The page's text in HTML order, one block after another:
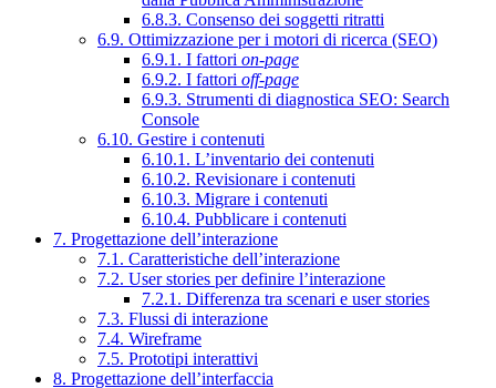
6.8.3. Consenso dei soggetti ritratti
6.9. Ottimizzazione per i motori di ricerca (SEO)
6.9.1. I fattori on-page
6.9.2. I fattori off-page
6.9.3. Strumenti di diagnostica SEO: Search
Console
6.10. Gestire i contenuti
6.10.1. L’inventario dei contenuti
6.10.2. Revisionare i contenuti
6.10.3. Migrare i contenuti
6.10.4. Pubblicare i contenuti
7. Progettazione dell’interazione
7.1. Caratteristiche dell’interazione
7.2. User stories per definire l’interazione
7.2.1. Differenza tra scenari e user stories
7.3. Flussi di interazione
7.4. Wireframe
7.5. Prototipi interattivi
8. Progettazione dell’interfaccia